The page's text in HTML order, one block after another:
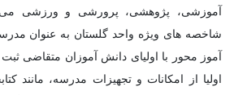
آموزشی، پژوهشی، پرورشی و ورزشی می
شاخصه های ویژه واحد گلستان به عنوان
آموز محور با اولیای دانش آموزان متقاضی
اولیا از امکانات و تجهیزات مدرسه، مانند